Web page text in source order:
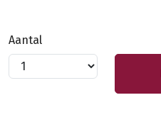
Aantal